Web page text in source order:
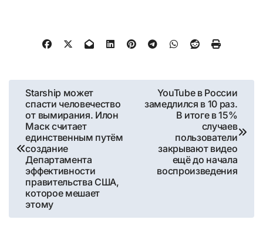
Навигация
по
записям
Starship может
спасти человечество
от вымирания. Илон
Маск считает
единственным путём
создание
Департамента
эффективности
правительства США,
которое мешает
этому
YouTube в России
замедлился в 10 раз.
В итоге в 15%
случаев
пользователи
закрывают видео
ещё до начала
воспроизведения